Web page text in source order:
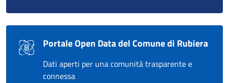
Portale Open Data del Comune di Rubiera
Dati aperti per una comunità trasparente e
connessa